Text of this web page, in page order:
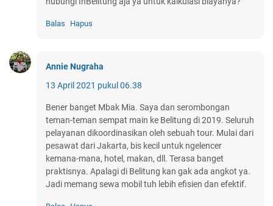
Balas Hapus
Annie Nugraha
13 April 2021 pukul 06.38
Bener banget Mbak Mia. Saya dan serombongan
teman-teman sempat main ke Belitung di 2019. Seluruh
pelayanan dikoordinasikan oleh sebuah tour. Mulai dari
pesawat dari Jakarta, bis kecil untuk ngelencer
kemana-mana, hotel, makan, dll. Terasa banget
praktisnya. Apalagi di Belitung kan gak ada angkot ya.
Jadi memang sewa mobil tuh lebih efisien dan efektif.